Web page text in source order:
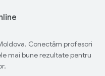
Conectăm profesori
mai bune rezultate pentru